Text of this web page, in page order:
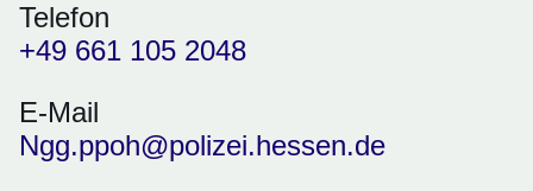
Telefon
+49 661 105 2048
E-Mail
Ngg.ppoh@polizei.hessen.de